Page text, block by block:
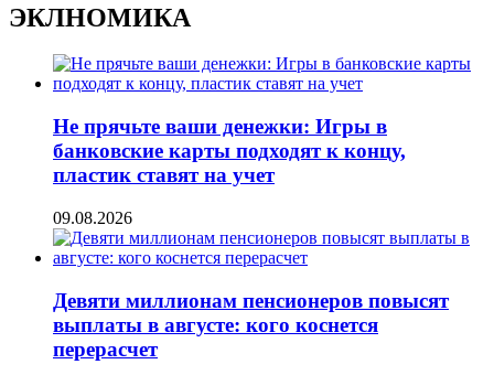
ЭКЛНОМИКА
Не прячьте ваши денежки: Игры в
банковские карты подходят к концу,
пластик ставят на учет
09.08.2026
Девяти миллионам пенсионеров повысят
выплаты в августе: кого коснется
перерасчет